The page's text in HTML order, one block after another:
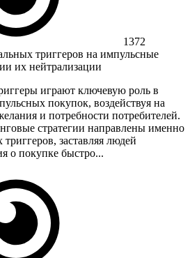
1372
триггеров на импульсные
их нейтрализации
играют ключевую роль в
покупок, воздействуя на
и потребности потребителей.
стратегии направлены именно
заставляя людей
о покупке быстро...